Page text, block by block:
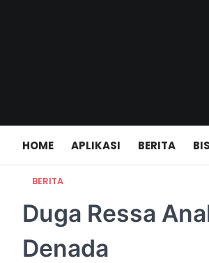
HOME APLIKASI BERITA
BERITA
Duga Ressa
Denada